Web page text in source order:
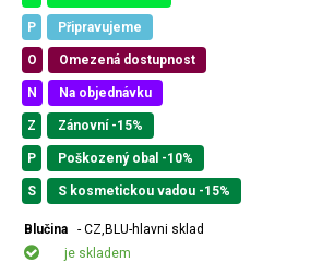
P Připravujeme
O Omezená dostupnost
N Na objednávku
Z Zánovní -15%
P Poškozený obal -10%
S S kosmetickou vadou -15%
Blučina
- CZ,BLU-hlavni sklad
je skladem